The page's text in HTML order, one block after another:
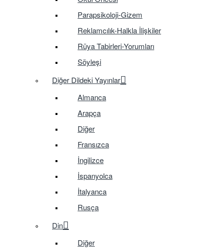
Parapsikoloji-Gizem
Reklamcılık-Halkla İlişkiler
Rüya Tabirleri-Yorumları
Söyleşi
Diğer Dildeki Yayınlar
Almanca
Arapça
Diğer
Fransızca
İngilizce
İspanyolca
İtalyanca
Rusça
Din
Diğer